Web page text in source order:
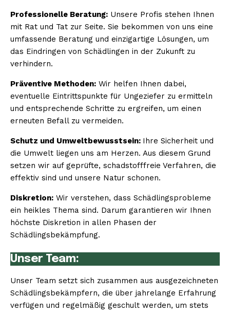
Professionelle Beratung: Unsere Profis stehen Ihnen
mit Rat und Tat zur Seite. Sie bekommen von uns eine
umfassende Beratung und einzigartige Lösungen, um
das Eindringen von Schädlingen in der Zukunft zu
verhindern.
Präventive Methoden: Wir helfen Ihnen dabei,
eventuelle Eintrittspunkte für Ungeziefer zu ermitteln
und entsprechende Schritte zu ergreifen, um einen
erneuten Befall zu vermeiden.
Schutz und Umweltbewusstsein: Ihre Sicherheit und
die Umwelt liegen uns am Herzen. Aus diesem Grund
setzen wir auf geprüfte, schadstofffreie Verfahren, die
effektiv sind und unsere Natur schonen.
Diskretion: Wir verstehen, dass Schädlingsprobleme
ein heikles Thema sind. Darum garantieren wir Ihnen
höchste Diskretion in allen Phasen der
Schädlingsbekämpfung.
Unser Team:
Unser Team setzt sich zusammen aus ausgezeichneten
Schädlingsbekämpfern, die über jahrelange Erfahrung
verfügen und regelmäßig geschult werden, um stets